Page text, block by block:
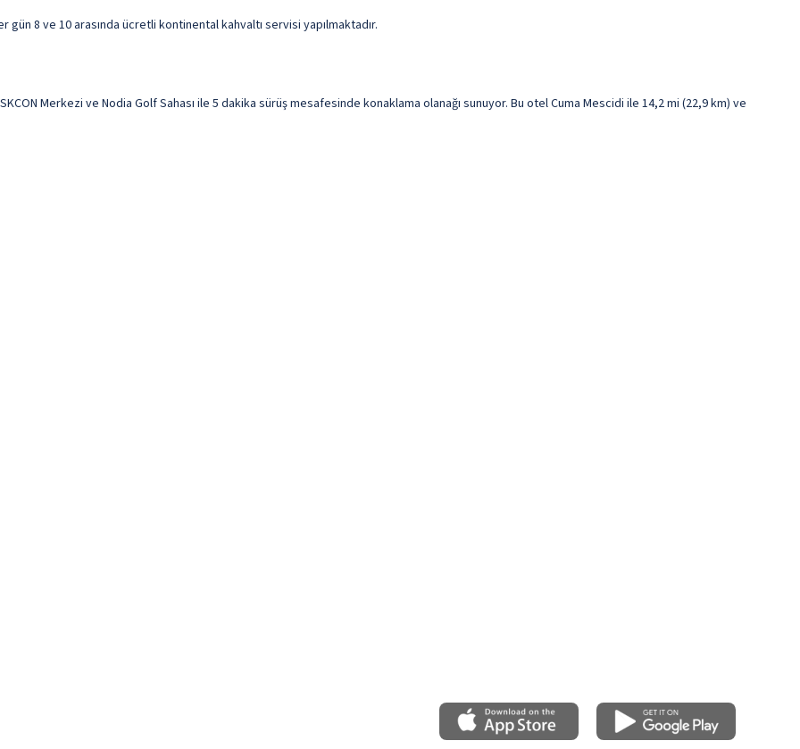
8 ve 10 arasında ücretli kontinental kahvaltı servisi yapılmaktadır.
Merkezi ve Nodia Golf Sahası ile 5 dakika sürüş mesafesinde konaklama olanağı sunuyor. Bu otel Cuma Mescidi ile 14,2 mi (22,9 km) ve